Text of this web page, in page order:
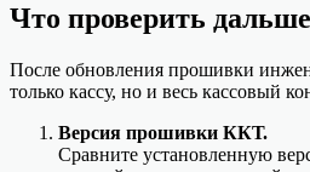
Что проверить дальше
После обновления прошивки
только кассу, но и весь кассовый
Версия прошивки ККТ.
Сравните установленную